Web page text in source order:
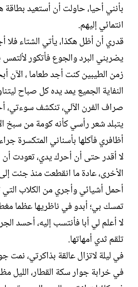
بأنني أحيا، حاولت أن أستعيد
انتمائي إليهم.
قدري أن أظل هكذا، يأتي الشتاء فلا
يضربني البرد والجوع فأتكور
زمن الطيبين كنت أجد طعاما ، الآن
النفاية الجميع يمد يده كل صباح
صراف الفرن الآلي، تنكشف سوءتي،
يتبلد شعر رأسي كأنه كومة من سبخ
أظافري فآكلها بأسناني المتكسرة
لا أقدر حتى أن أحرك يدي، تعودت أن
الأخرى، عادة ما انقطعت منذ جئت
أحمل أشيائي وأجري من الكلاب
تمسك بي؛ أبدو في ناظريها عظما
لا أعلم لي أبا فأنتسب إليه، أحسد
تلقم ثدي أمهاتها.
في ليلة لاتزال عالقة بذاكرتي، نمت
في خرابة جوار سكة القطار،